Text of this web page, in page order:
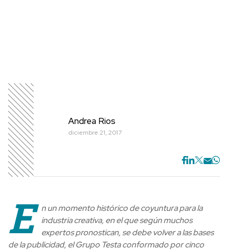
Andrea Rios
diciembre 21, 2017
E
n un momento histórico de coyuntura para la
industria creativa, en el que según muchos
expertos pronostican, se debe volver a las bases
de la publicidad, el Grupo Testa conformado por cinco